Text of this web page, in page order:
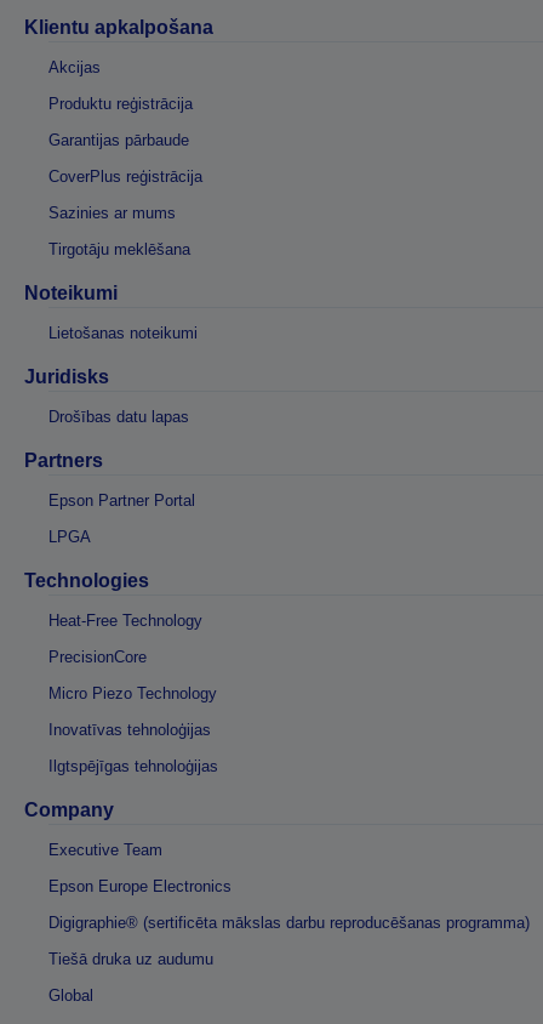
Klientu apkalpošana
Akcijas
Produktu reģistrācija
Garantijas pārbaude
CoverPlus reģistrācija
Sazinies ar mums
Tirgotāju meklēšana
Noteikumi
Lietošanas noteikumi
Juridisks
Drošības datu lapas
Partners
Epson Partner Portal
LPGA
Technologies
Heat-Free Technology
PrecisionCore
Micro Piezo Technology
Inovatīvas tehnoloģijas
Ilgtspējīgas tehnoloģijas
Company
Executive Team
Epson Europe Electronics
Digigraphie® (sertificēta mākslas darbu reproducēšanas programma)
Tiešā druka uz audumu
Global